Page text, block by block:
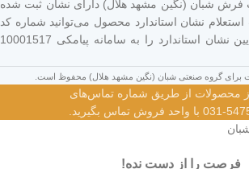
شبان (نگین مشهد هلال) دارای نشان ثبت شده
نشان استاندارد محصول می‌توانید شماره کد
9 رقمی درج شده در پایین نشان استاندارد را به سامانه پیامکی 10001517
برای گروه صنعتی شبان (نگین مشهد هلال) محفوظ است.
محصولات از طریق شماره تماس‌‌های
فرصت را از دست نده!